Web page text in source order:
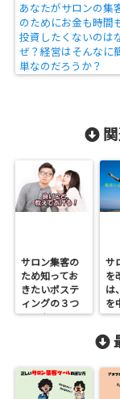
あなたがサロンの集
のためにお金も時間
投資したくないのは
ぜ？経営はそんなに
単なのだろうか？
関
サロン集客の
ため知ってお
きたいポステ
ィングの３つ
のコツ
サ
を
は
を
ン